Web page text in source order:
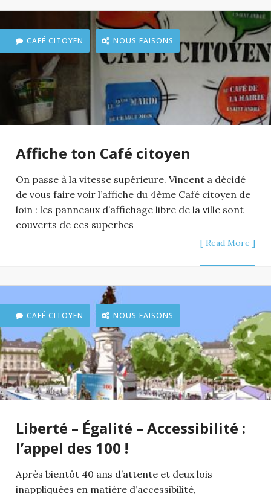
CAFÉ CITOYEN NOUS FAISONS
Affiche ton Café citoyen
On passe à la vitesse supérieure. Vincent a décidé
de vous faire voir l’affiche du 4ème Café citoyen de
loin : les panneaux d’affichage libre de la ville sont
couverts de ces superbes
[ Read More ]
CAFÉ CITOYEN NOUS FAISONS
Liberté – Égalité – Accessibilité :
l’appel des 100 !
Après bientôt 40 ans d’attente et deux lois
inappliquées en matière d’accessibilité,